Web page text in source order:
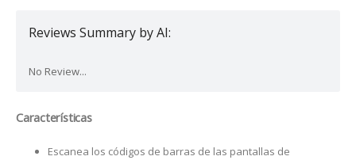
Reviews Summary by AI:
No Review...
Características
Escanea los códigos de barras de las pantallas de